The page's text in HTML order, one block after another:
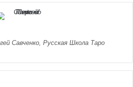
Савченко, Русская Школа Таро